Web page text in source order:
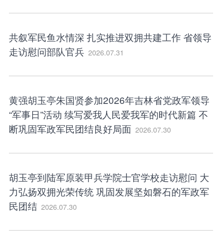
共叙军民鱼水情深 扎实推进双拥共建工作 省领导
走访慰问部队官兵 2026.07.31
黄强胡玉亭朱国贤参加2026年吉林省党政军领导
“军事日”活动 续写爱我人民爱我军的时代新篇 不
断巩固军政军民团结良好局面 2026.07.30
胡玉亭到陆军原装甲兵学院士官学校走访慰问 大
力弘扬双拥光荣传统 巩固发展坚如磐石的军政军
民团结 2026.07.30